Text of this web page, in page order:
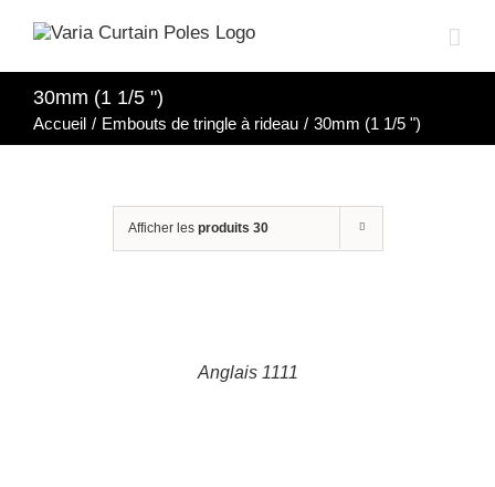
30mm (1 1/5 ")
Accueil / Embouts de tringle à rideau / 30mm (1 1/5 ")
Afficher les produits 30
Anglais 1111